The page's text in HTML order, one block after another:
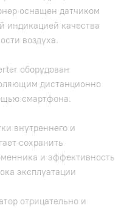
оснащен датчиком
индикацией качества
воздуха.
оборудован
дистанционно
смартфона.
внутреннего и
сохранить
и эффективность
эксплуатации
отрицательно и